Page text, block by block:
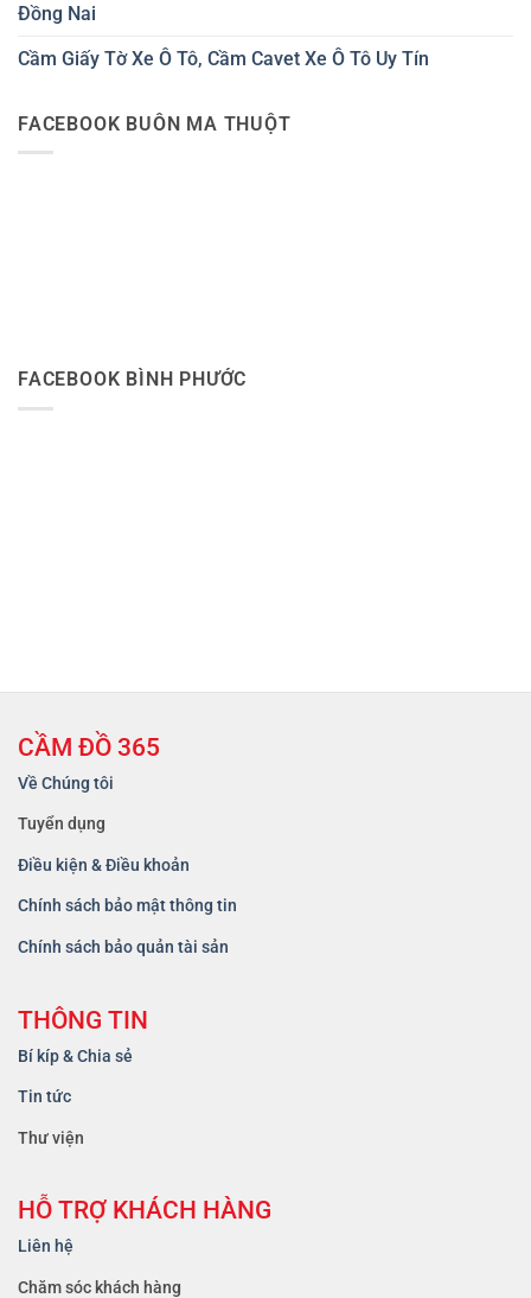
Đồng Nai
Cầm Giấy Tờ Xe Ô Tô, Cầm Cavet Xe Ô Tô Uy Tín
FACEBOOK BUÔN MA THUỘT
FACEBOOK BÌNH PHƯỚC
CẦM ĐỒ 365
Về Chúng tôi
Tuyển dụng
Điều kiện & Điều khoản
Chính sách bảo mật thông tin
Chính sách bảo quản tài sản
THÔNG TIN
Bí kíp & Chia sẻ
Tin tức
Thư viện
HỖ TRỢ KHÁCH HÀNG
Liên hệ
Chăm sóc khách hàng